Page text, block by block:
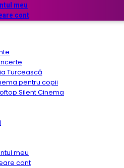
meu
cont
Turcească
pentru copii
Silent Cinema
meu
cont